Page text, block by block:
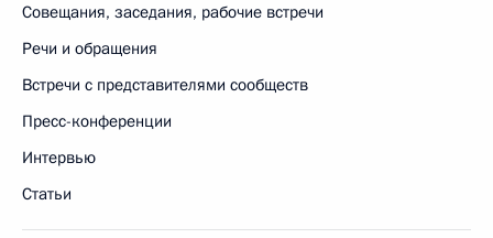
Совещания, заседания, рабочие встречи
Речи и обращения
Встречи с представителями сообществ
Пресс-конференции
Интервью
Статьи